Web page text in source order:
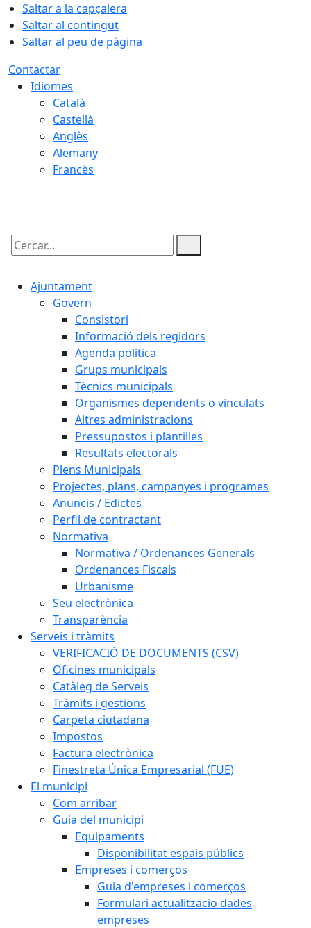
Saltar a la capçalera
Saltar al contingut
Saltar al peu de pàgina
Contactar
Idiomes
Català
Castellà
Anglès
Alemany
Francès
Cercar:
Ajuntament
Govern
Consistori
Informació dels regidors
Agenda política
Grups municipals
Tècnics municipals
Organismes dependents o vinculats
Altres administracions
Pressupostos i plantilles
Resultats electorals
Plens Municipals
Projectes, plans, campanyes i programes
Anuncis / Edictes
Perfil de contractant
Normativa
Normativa / Ordenances Generals
Ordenances Fiscals
Urbanisme
Seu electrònica
Transparència
Serveis i tràmits
VERIFICACIÓ DE DOCUMENTS (CSV)
Oficines municipals
Catàleg de Serveis
Tràmits i gestions
Carpeta ciutadana
Impostos
Factura electrònica
Finestreta Única Empresarial (FUE)
El municipi
Com arribar
Guia del municipi
Equipaments
Disponibilitat espais públics
Empreses i comerços
Guia d'empreses i comerços
Formulari actualitzacio dades
empreses